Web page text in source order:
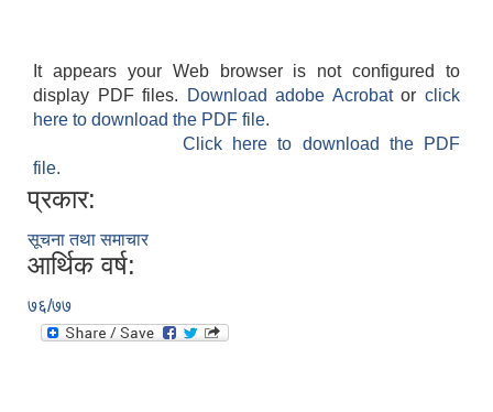
It appears your Web browser is not configured to
display PDF files.
Download adobe Acrobatorclick
here to download the PDF file.
Click here to download the PDF
file.
प्रकार:
सूचना तथा समाचार
आर्थिक वर्ष:
७६/७७